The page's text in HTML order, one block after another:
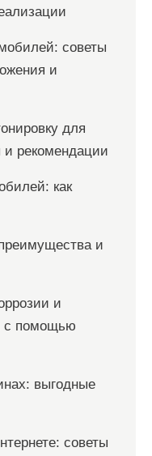
советы
и
для
и рекомендации
как
и
и
с помощью
выгодные
советы